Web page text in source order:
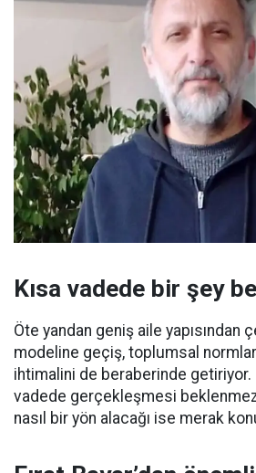
Kısa vadede bir şey
Öte yandan geniş aile yapısından
modeline geçiş, toplumsal
ihtimalini de beraberinde getiriyor.
vadede gerçekleşmesi
nasıl bir yön alacağı ise merak